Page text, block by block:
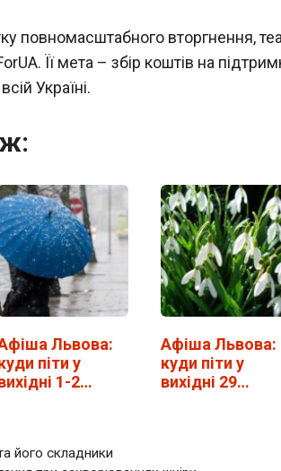
повномасштабного вторгнення,
Її мета – збір коштів на
Україні.
Львова:
піти у
1-2
Афіша Львова:
куди піти у
вихідні 29
його складники